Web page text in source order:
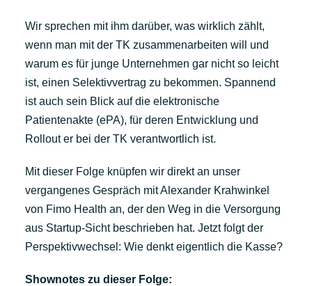
Wir sprechen mit ihm darüber, was wirklich zählt,
wenn man mit der TK zusammenarbeiten will und
warum es für junge Unternehmen gar nicht so leicht
ist, einen Selektivvertrag zu bekommen. Spannend
ist auch sein Blick auf die elektronische
Patientenakte (ePA), für deren Entwicklung und
Rollout er bei der TK verantwortlich ist.
Mit dieser Folge knüpfen wir direkt an unser
vergangenes Gespräch mit Alexander Krahwinkel
von Fimo Health an, der den Weg in die Versorgung
aus Startup-Sicht beschrieben hat. Jetzt folgt der
Perspektivwechsel: Wie denkt eigentlich die Kasse?
Shownotes zu dieser Folge: